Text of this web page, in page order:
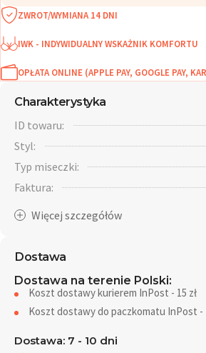
ZWROT/WYMIANA 14 DNI
IWK - INDYWIDUALNY WSKAŻNIK KOMFORTU
OPŁATA ONLINE (APPLE PAY, GOOGLE PAY,
Charakterystyka
ID towaru:
Styl:
Typ miseczki:
Faktura:
Dostawa
Dostawa na terenie Polski:
Koszt dostawy kurierem InPost - 15 zł
Koszt dostawy do paczkomatu InPost -
Dostawa: 7 - 10 dni